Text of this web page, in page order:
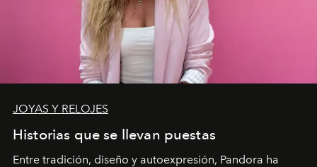
JOYAS Y RELOJES
Historias que se llevan puestas
Entre tradición, diseño y autoexpresión, Pandora ha